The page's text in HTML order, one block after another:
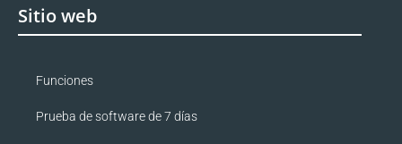
Sitio web
Funciones
Prueba de software de 7 días